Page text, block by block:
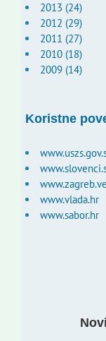
2013 (24)
2012 (29)
2011 (27)
2010 (18)
2009 (14)
Koristne
www.vlada.hr
www.sabor.hr